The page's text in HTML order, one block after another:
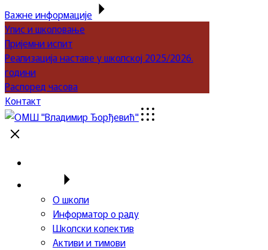
Важне информације
Упис и школовање
Пријемни испит
Реализација наставе у школској 2025/2026.
години
Распоред часова
Контакт
О школи
Информатор о раду
Школски колектив
Активи и тимови